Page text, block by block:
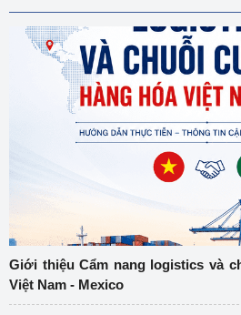
Giới thiệu Cẩm nang logistics và
Việt Nam - Mexico